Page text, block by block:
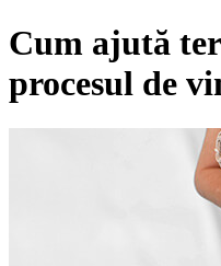
Cum ajută
procesul de